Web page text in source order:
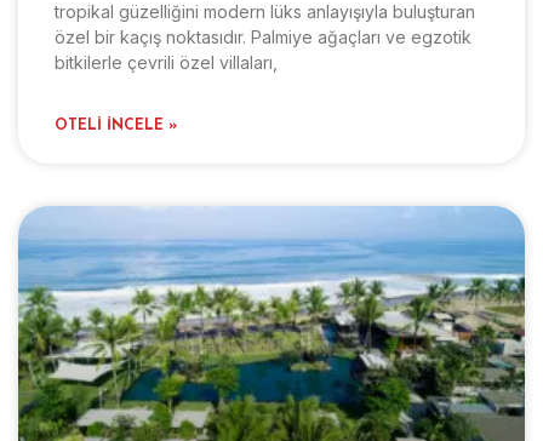
tropikal güzelliğini modern lüks anlayışıyla buluşturan
özel bir kaçış noktasıdır. Palmiye ağaçları ve egzotik
bitkilerle çevrili özel villaları,
OTELI İNCELE »